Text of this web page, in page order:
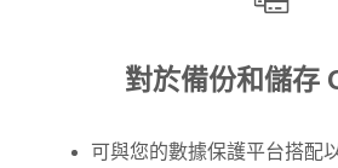
對於備份和儲存
可與您的數據保護平台搭配